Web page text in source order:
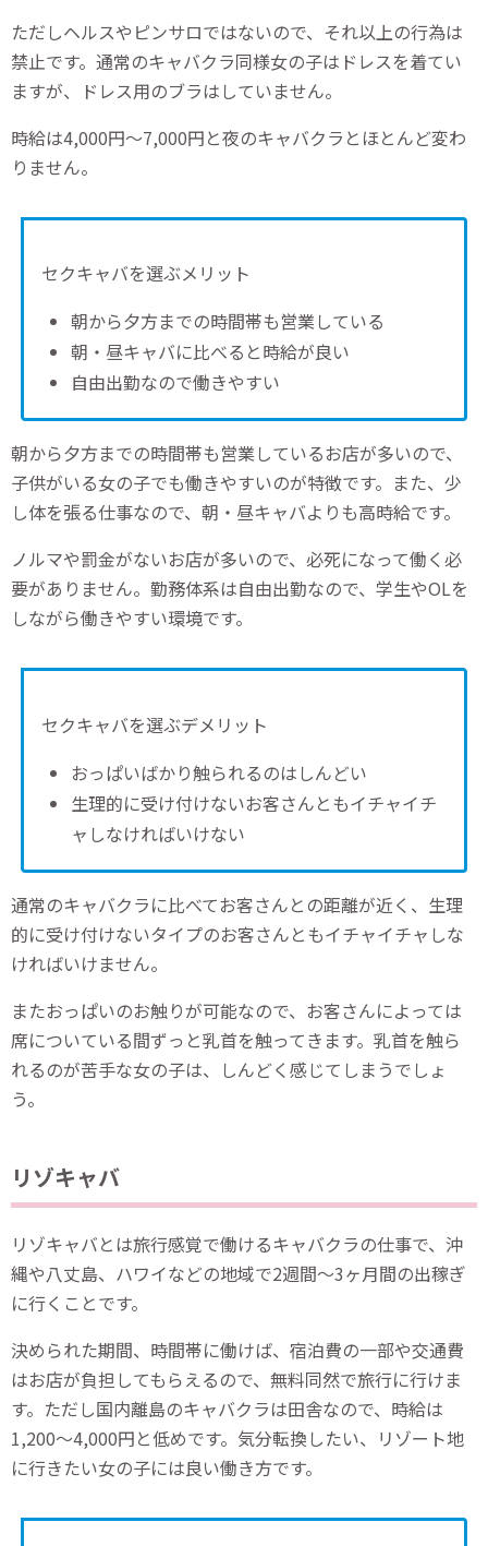
ただしヘルスやピンサロではないので、それ以上の行為は
禁止です。 通常のキャバクラ同様女の子はドレスを着てい
ますが、ドレス用のブラはしていません。
時給は4,000円〜7,000円と夜のキャバクラとほとんど変わ
りません。
セクキャバを選ぶメリット
朝から夕方までの時間帯も営業している
朝・昼キャバに比べると時給が良い
自由出勤なので働きやすい
朝から夕方までの時間帯も営業しているお店が多いので、
子供がいる女の子でも働きやすいのが特徴です。また、少
し体を張る仕事なので、朝・昼キャバよりも高時給です。
ノルマや罰金がないお店が多いので、必死になって働く必
要がありません。勤務体系は自由出勤なので、学生やOLを
しながら働きやすい環境です。
セクキャバを選ぶデメリット
おっぱいばかり触られるのはしんどい
生理的に受け付けないお客さんともイチャイチ
ャしなければいけない
通常のキャバクラに比べてお客さんとの距離が近く、生理
的に受け付けないタイプのお客さんともイチャイチャしな
ければいけません。
またおっぱいのお触りが可能なので、お客さんによっては
席についている間ずっと乳首を触ってきます。乳首を触ら
れるのが苦手な女の子は、しんどく感じてしまうでしょ
う。
リゾキャバ
リゾキャバとは旅行感覚で働けるキャバクラの仕事で、沖
縄や八丈島、ハワイなどの地域で2週間〜3ヶ月間の出稼ぎ
に行くことです。
決められた期間、時間帯に働けば、宿泊費の一部や交通費
はお店が負担してもらえるので、無料同然で旅行に行けま
す。ただし国内離島のキャバクラは田舎なので、時給は
1,200〜4,000円と低めです。気分転換したい、リゾート地
に行きたい女の子には良い働き方です。